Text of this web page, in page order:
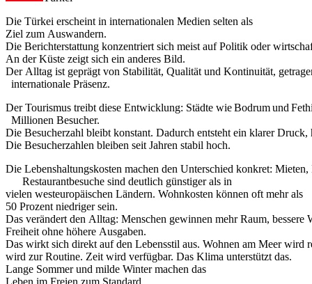
Die Türkei erscheint in internationalen Medien selten als
Ziel zum Auswandern.
Die Berichterstattung konzentriert sich meist auf Politik oder
An der Küste zeigt sich ein anderes Bild.
Der Alltag ist geprägt von Stabilität, Qualität und Kontinuität,
internationale Präsenz.
Der Tourismus treibt diese Entwicklung: Städte wie Bodrum und
Millionen Besucher.
Die Besucherzahl bleibt konstant. Dadurch entsteht ein klarer
Die Besucherzahlen bleiben seit Jahren stabil hoch.
Die Lebenshaltungskosten machen den Unterschied konkret:
Restaurantbesuche sind deutlich günstiger als in
vielen westeuropäischen Ländern. Wohnkosten können oft mehr als
50 Prozent niedriger sein.
Das verändert den Alltag: Menschen gewinnen mehr Raum,
Freiheit ohne höhere Ausgaben.
Das wirkt sich direkt auf den Lebensstil aus. Wohnen am Meer wird
wird zur Routine. Zeit wird verfügbar. Das Klima unterstützt das.
Lange Sommer und milde Winter machen das